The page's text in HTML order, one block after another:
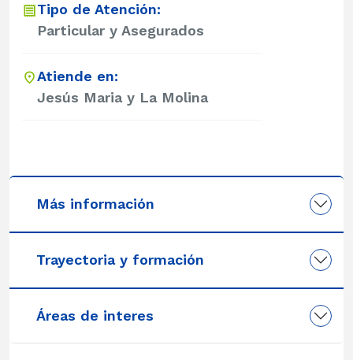
Tipo de Atención:
Particular y Asegurados
Atiende en:
Jesús Maria y La Molina
Más información
Trayectoria y formación
Áreas de interes